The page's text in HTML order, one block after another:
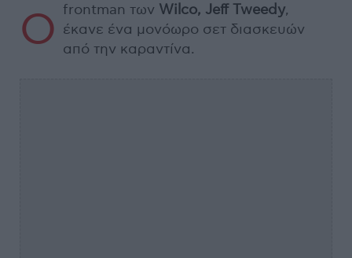
Ο frontman των Wilco, Jeff Tweedy,
έκανε ένα μονόωρο σετ διασκευών
από την καραντίνα.